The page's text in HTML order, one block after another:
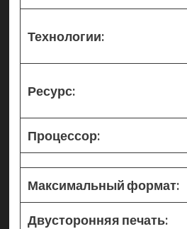
Технологии:
Ресурс:
Процессор:
Максимальный формат:
Двусторонняя печать: